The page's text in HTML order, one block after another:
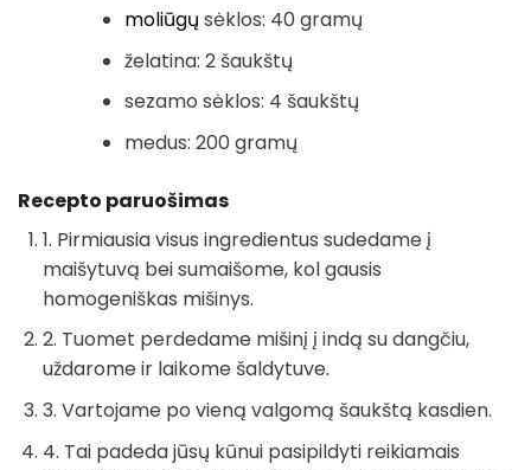
moliūgų sėklos: 40 gramų
želatina: 2 šaukštų
sezamo sėklos: 4 šaukštų
medus: 200 gramų
Recepto paruošimas
1. Pirmiausia visus ingredientus sudedame į
maišytuvą bei sumaišome, kol gausis
homogeniškas mišinys.
2. Tuomet perdedame mišinį į indą su dangčiu,
uždarome ir laikome šaldytuve.
3. Vartojame po vieną valgomą šaukštą kasdien.
4. Tai padeda jūsų kūnui pasipildyti reikiamais